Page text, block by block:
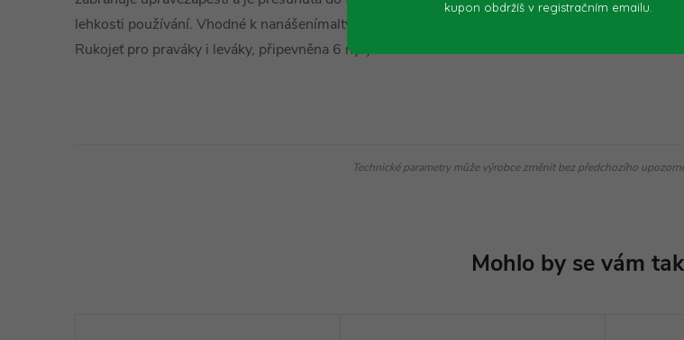
lehkosti používání. Vhodné k nanášenímalty, lepidel a sádry. Nerezová ocel 0,7mm.
Rukojeť pro praváky i leváky, připevněna 6 nýty.
Technické parametry může výrobce změnit bez předchozího
kupon obdržíš v registračním emailu.